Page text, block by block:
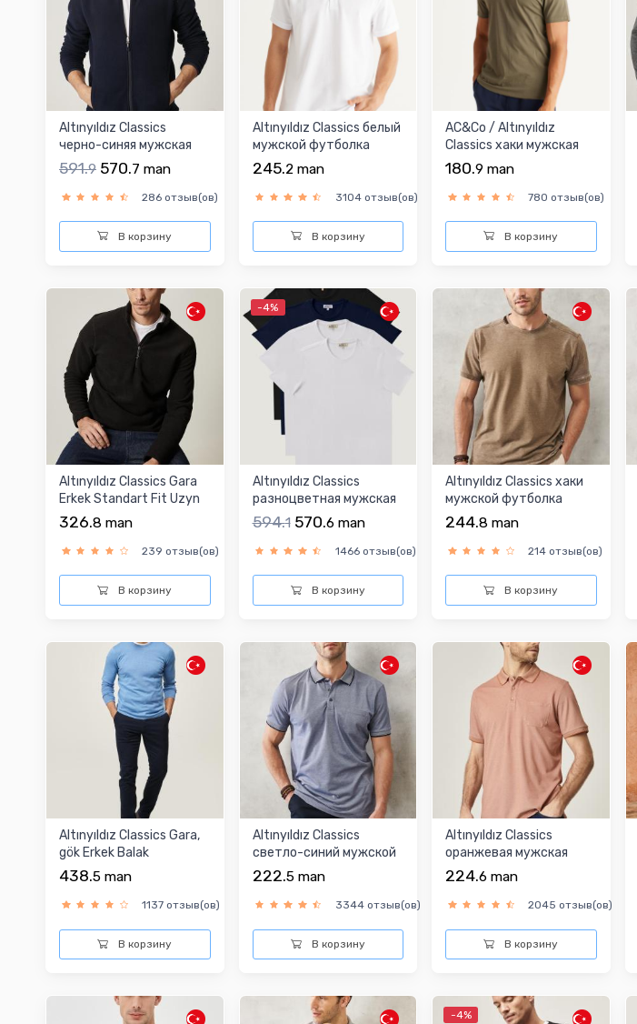
Altınyıldız Classics
черно-синяя мужская
ветровка
591.9 570.7 man
286 отзыв(ов)
В корзину
Altınyıldız Classics белый
мужской футболка
245.2 man
3104 отзыв(ов)
В корзину
AC&Co / Altınyıldız
Classics хаки мужская
футболка
180.9 man
780 отзыв(ов)
В корзину
Altınyıldız Classics Gara
Erkek Standart Fit Uzyn
ýeňli Tols...
326.8 man
239 отзыв(ов)
В корзину
-4%
Altınyıldız Classics
разноцветная мужская
футболка
594.1 570.6 man
1466 отзыв(ов)
В корзину
Altınyıldız Classics хаки
мужской футболка
244.8 man
214 отзыв(ов)
В корзину
Altınyıldız Classics Gara,
gök Erkek Balak
438.5 man
1137 отзыв(ов)
В корзину
Altınyıldız Classics
cветло-синий мужской
футболка
222.5 man
3344 отзыв(ов)
В корзину
Altınyıldız Classics
оранжевая мужская
футболка
224.6 man
2045 отзыв(ов)
В корзину
-4%